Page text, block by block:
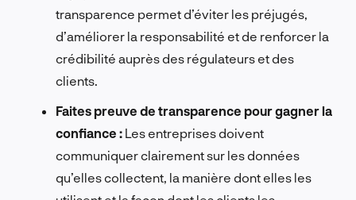
transparence permet d’éviter les préjugés,
d’améliorer la responsabilité et de renforcer la
crédibilité auprès des régulateurs et des
clients.
Faites preuve de transparence pour gagner la
confiance : Les entreprises doivent
communiquer clairement sur les données
qu’elles collectent, la manière dont elles les